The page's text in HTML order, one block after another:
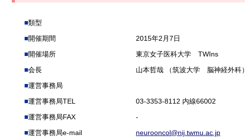
類型
開催期間
2015年2月7日
開催場所
東京女子医科大学 TWIns
会長
山本哲哉 （筑波大学 脳神経外科）
運営事務局
運営事務局TEL
03-3353-8112 内線66002
運営事務局FAX
-
運営事務局e-mail
neurooncol@nij.twmu.ac.jp